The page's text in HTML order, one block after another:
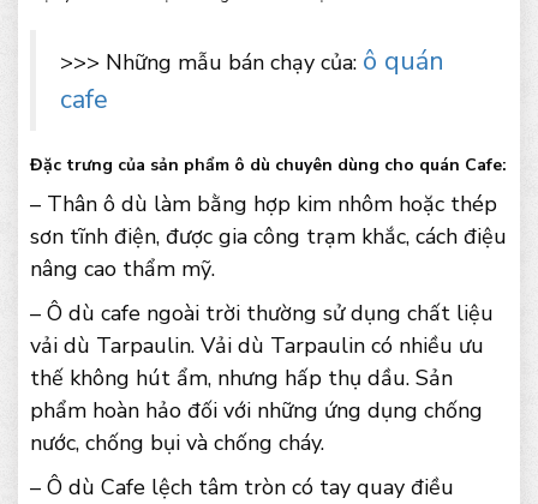
>>> Những mẫu bán chạy của: ô quán
cafe
Đặc trưng của sản phẩm ô dù chuyên dùng cho quán Cafe:
– Thân ô dù làm bằng hợp kim nhôm hoặc thép
sơn tĩnh điện, được gia công trạm khắc, cách điệu
nâng cao thẩm mỹ.
– Ô dù cafe ngoài trời thường sử dụng chất liệu
vải dù Tarpaulin. Vải dù Tarpaulin có nhiều ưu
thế không hút ẩm, nhưng hấp thụ dầu. Sản
phẩm hoàn hảo đối với những ứng dụng chống
nước, chống bụi và chống cháy.
– Ô dù Cafe lệch tâm tròn có tay quay điều